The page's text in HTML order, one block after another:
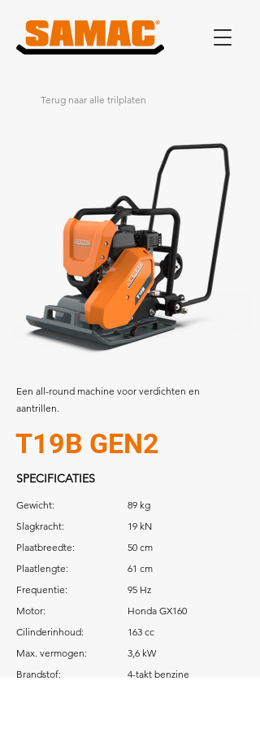
Terug naar alle trilplaten
Een all-round machine voor verdichten en
aantrillen.
T19B GEN2
SPECIFICATIES
Gewicht:
Slagkracht:
Plaatbreedte:
Plaatlengte:
Frequentie:
Motor:
Cilinderinhoud:
Max. vermogen:
Brandstof:
89 kg
19 kN
50 cm
61 cm
95 Hz
Honda GX160
163 cc
3,6 kW
4-takt benzine